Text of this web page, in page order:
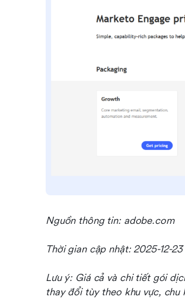
Nguồn thông tin: adobe.com
Thời gian cập nhật: 2025-12-23
Lưu ý: Giá cả và chi tiết gói
thay đổi tùy theo khu vực, chu